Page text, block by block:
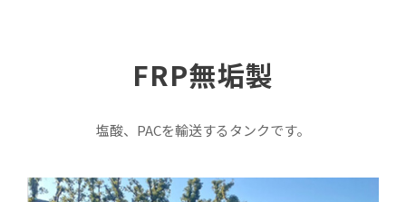
FRP無垢製
塩酸、PACを輸送するタンクです。